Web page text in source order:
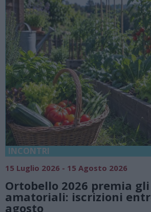
15
18 Luglio 2026 - 15
Vivi l’estate a
natura e
Lago di Lugano